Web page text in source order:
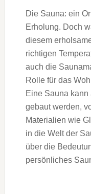
Die Sauna: ein
Erholung. Doch
diesem
richtigen
auch die
Rolle für das
Eine Sauna
gebaut werden,
Materialien wie
in die Welt der
über die
persönliches